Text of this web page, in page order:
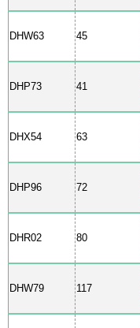
DHW63 45
DHP73 41
DHX54 63
DHP96 72
DHR02 80
DHW79 117